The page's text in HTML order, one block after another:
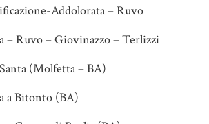
Addolorata – Ruvo
– Ruvo – Giovinazzo – Terlizzi
(Molfetta – BA)
a Bitonto (BA)